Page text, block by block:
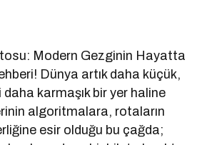
Modern Gezginin Hayatta
Dünya artık daha küçük,
karmaşık bir yer haline
algoritmalara, rotaların
esir olduğu bu çağda;